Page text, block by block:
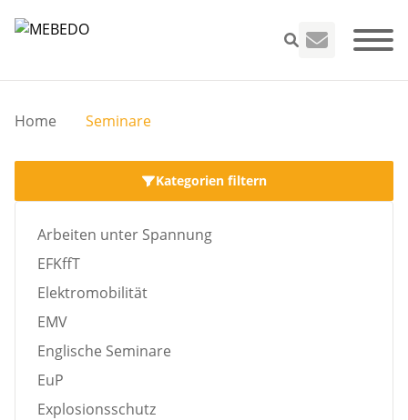
Home Seminare
Kategorien filtern
Arbeiten unter Spannung
EFKffT
Elektromobilität
EMV
Englische Seminare
EuP
Explosionsschutz